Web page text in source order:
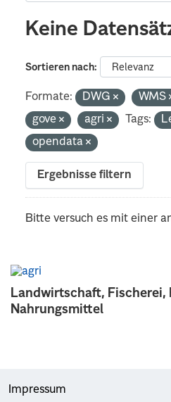
Landwirtschaft, Fischerei,
Nahrungsmittel
Keine
Sortieren nach
Formate: DWG WMS
gove
agri Tags:
opendata
Ergebnisse filtern
Bitte versuch es mit einer
Impressum